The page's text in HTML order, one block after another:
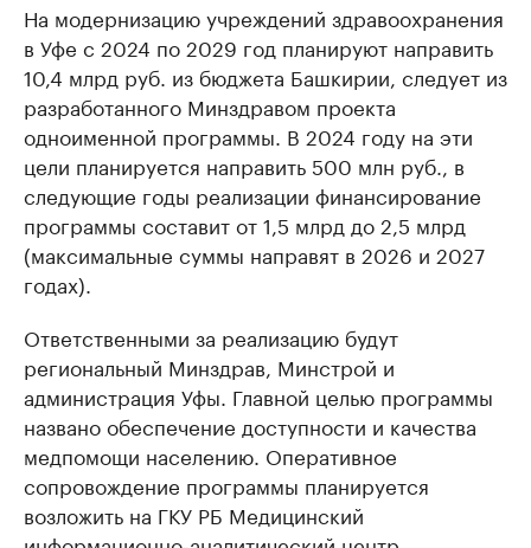
На модернизацию учреждений здравоохранения
в Уфе с 2024 по 2029 год планируют направить
10,4 млрд руб. из бюджета Башкирии, следует из
разработанного Минздравом проекта
одноименной программы. В 2024 году на эти
цели планируется направить 500 млн руб., в
следующие годы реализации финансирование
программы составит от 1,5 млрд до 2,5 млрд
(максимальные суммы направят в 2026 и 2027
годах).
Ответственными за реализацию будут
региональный Минздрав, Минстрой и
администрация Уфы. Главной целью программы
названо обеспечение доступности и качества
медпомощи населению. Оперативное
сопровождение программы планируется
возложить на ГКУ РБ Медицинский